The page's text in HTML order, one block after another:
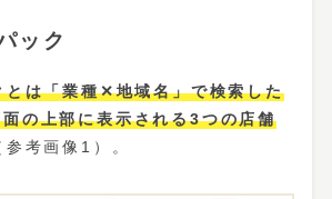
ック
とは「業種✕地域名」で検索した
の上部に表示される3つの店舗
参考画像1）。